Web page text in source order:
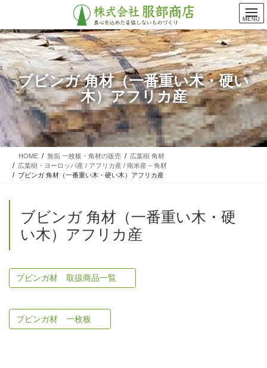
テ
ン
ツ
に
移
動
ゲ
ー
シ
ョ
ン
に
ブビンガ 角材（一番重い木・硬い
木）アフリカ産
HOME 無垢 一枚板・角材の販売
広葉樹 角材
広葉樹・ヨーロッパ産 / アフリカ産 / 南米産 – 角材
ブビンガ 角材（一番重い木・硬い木）アフリカ産
ブビンガ 角材（一番重い木・硬
い木）アフリカ産
ブビンガ材 取扱商品一覧
ブビンガ材 一枚板
MENU